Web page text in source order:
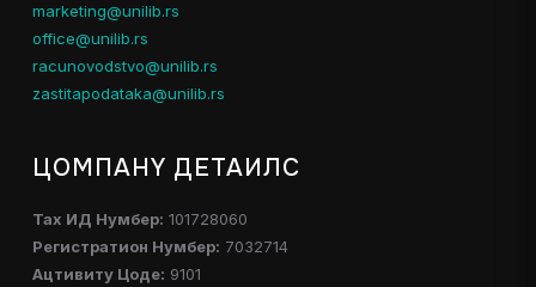
marketing@unilib.rs
office@unilib.rs
racunovodstvo@unilib.rs
zastitapodataka@unilib.rs
ЦОМПАНY ДЕТАИЛС
Таx ИД Нумбер: 101728060
Регистратион Нумбер: 7032714
Ацтивитy Цоде: 9101